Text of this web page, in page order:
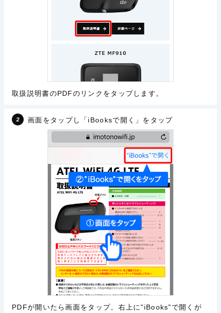
取扱説明書のPDFのリンクをタップします。
画面をタップし「iBooksで開く」をタップ
PDFが開いたら画面をタップ。右上に"iBooks"で開くが